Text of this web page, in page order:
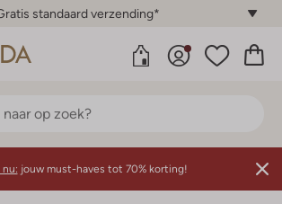
standaard verzending*
nu: jouw must-haves tot 70% korting!